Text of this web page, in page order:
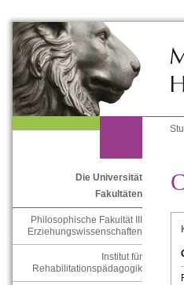
Die Universität
Fakultäten
Philosophische Fakultät III
Erziehungswissenschaften
Institut für
Rehabilitationspädagogik